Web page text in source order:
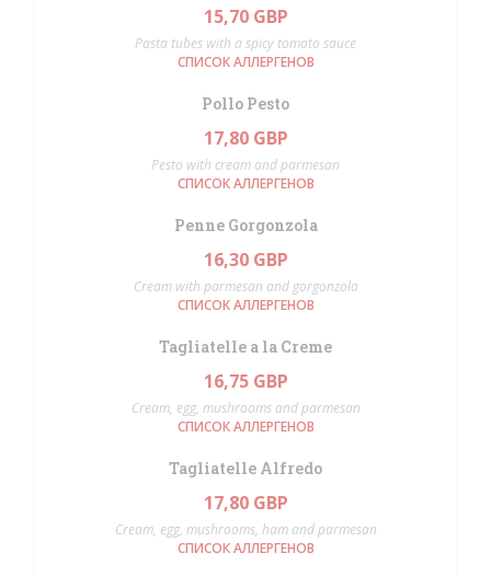
15,70 GBP
Pasta tubes with a spicy tomato sauce
СПИСОК АЛЛЕРГЕНОВ
Pollo Pesto
17,80 GBP
Pesto with cream and parmesan
СПИСОК АЛЛЕРГЕНОВ
Penne Gorgonzola
16,30 GBP
Cream with parmesan and gorgonzola
СПИСОК АЛЛЕРГЕНОВ
Tagliatelle a la Creme
16,75 GBP
Cream, egg, mushrooms and parmesan
СПИСОК АЛЛЕРГЕНОВ
Tagliatelle Alfredo
17,80 GBP
Cream, egg, mushrooms, ham and parmesan
СПИСОК АЛЛЕРГЕНОВ